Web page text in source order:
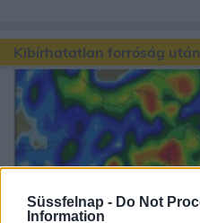
Süssfelnap - Do Not
Information
Kibírhatatlan forróság
Szerdán reggel derült
hőmérséklet értéke 18